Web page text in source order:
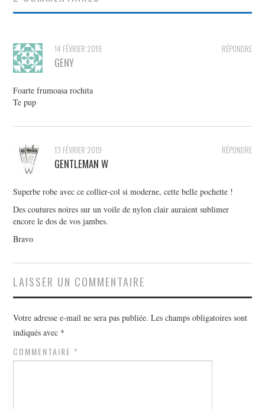
RÉPONDRE
14 FÉVRIER 2019
GENY
Foarte frumoasa rochita
Te pup
RÉPONDRE
13 FÉVRIER 2019
GENTLEMAN W
Superbe robe avec ce collier-col si moderne, cette belle pochette !
Des coutures noires sur un voile de nylon clair auraient sublimer
encore le dos de vos jambes.
Bravo
LAISSER UN COMMENTAIRE
Votre adresse e-mail ne sera pas publiée. Les champs obligatoires sont
indiqués avec *
COMMENTAIRE *